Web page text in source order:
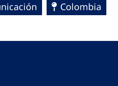
Colombia